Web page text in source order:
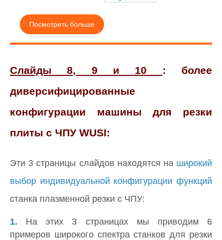
Посмотреть больше
Слайды 8, 9 и 10
: более
диверсифицированные
конфигурации машины для резки
плиты с ЧПУ WUSI:
Эти 3 страницы слайдов находятся на широкий
выбор индивидуальной конфигурации функций
станка плазменной резки с ЧПУ:
1. На этих 3 страницах мы приводим 6
примеров широкого спектра станков для резки